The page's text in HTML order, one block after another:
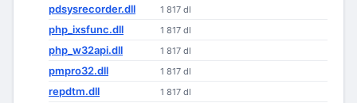
pdsysrecorder.dll 1 817 dl
php_ixsfunc.dll 1 817 dl
php_w32api.dll 1 817 dl
pmpro32.dll 1 817 dl
repdtm.dll 1 817 dl